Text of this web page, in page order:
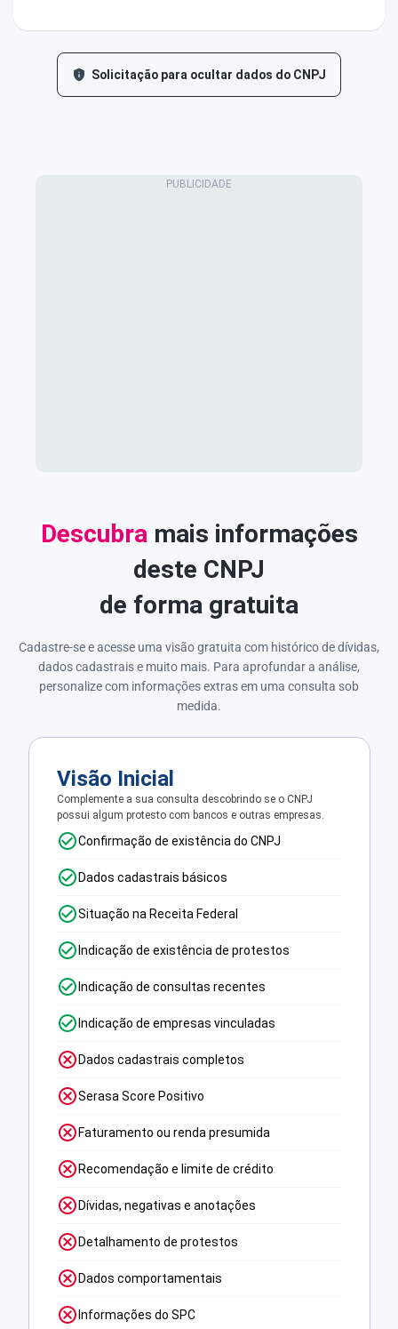
Solicitação para ocultar dados do CNPJ
Descubramais informações
deste CNPJ
de forma gratuita
Cadastre-se e acesse uma visão gratuita com histórico de dívidas,
dados cadastrais e muito mais. Para aprofundar a análise,
personalize com informações extras em uma consulta sob
medida.
Visão Inicial
Complemente a sua consulta descobrindo se o CNPJ
possui algum protesto com bancos e outras empresas.
Confirmação de existência do CNPJ
Dados cadastrais básicos
Situação na Receita Federal
Indicação de existência de protestos
Indicação de consultas recentes
Indicação de empresas vinculadas
Dados cadastrais completos
Serasa Score Positivo
Faturamento ou renda presumida
Recomendação e limite de crédito
Dívidas, negativas e anotações
Detalhamento de protestos
Dados comportamentais
Informações do SPC